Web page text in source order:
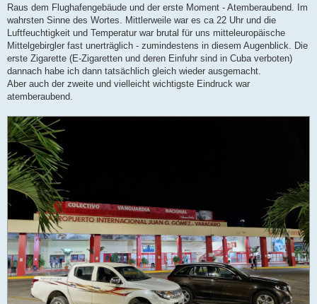
Raus dem Flughafengebäude und der erste Moment - Atemberaubend. Im
wahrsten Sinne des Wortes. Mittlerweile war es ca 22 Uhr und die
Luftfeuchtigkeit und Temperatur war brutal für uns mitteleuropäische
Mittelgebirgler fast unerträglich - zumindestens in diesem Augenblick. Die
erste Zigarette (E-Zigaretten und deren Einfuhr sind in Cuba verboten)
dannach habe ich dann tatsächlich gleich wieder ausgemacht.
Aber auch der zweite und vielleicht wichtigste Eindruck war
atemberaubend.